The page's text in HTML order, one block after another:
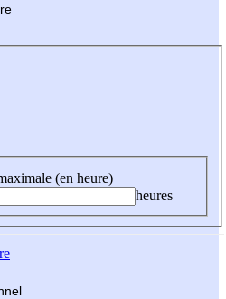
(en heure)
heures